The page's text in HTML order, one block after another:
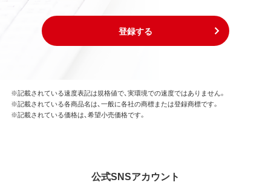
登録する
※記載されている速度表記は規格値で、実環境での速度ではありません。
※記載されている各商品名は、一般に各社の商標または登録商標です。
※記載されている価格は、希望小売価格です。
公式SNSアカウント